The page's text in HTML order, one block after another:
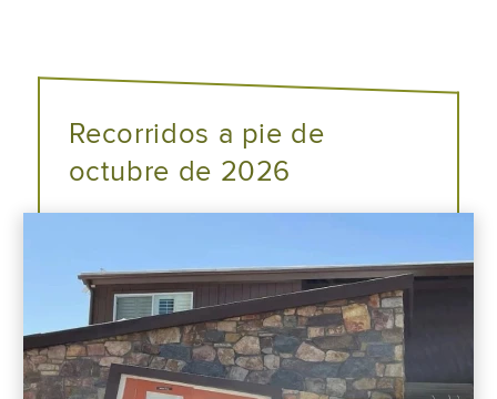
Recorridos a pie de
octubre de 2026